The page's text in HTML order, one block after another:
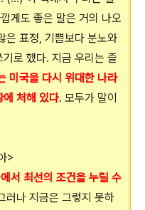
게도 좋은 말은 거의 나오
은 표정, 기쁨보다 분노와
로 했다. 지금 우리는 즐
미국을 다시 위대한 나라
에 처해 있다. 모두가 말이
>
서 최선의 조건을 누릴 수
러나 지금은 그렇지 못하